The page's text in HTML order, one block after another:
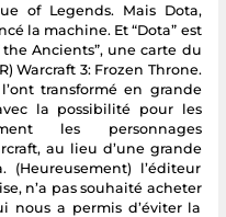
of Legends. Mais Dota,
la machine. Et “Dota” est
Ancients”, une carte du
Warcraft 3: Frozen Throne.
transformé en grande
la possibilité pour les
les personnages
au lieu d’une grande
l’éditeur
n’a pas souhaité acheter
nous a permis d’éviter la